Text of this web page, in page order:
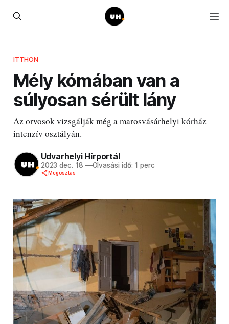
ITTHON
Mély kómában van a
súlyosan sérült lány
Az orvosok vizsgálják még a marosvásárhelyi kórház
intenzív osztályán.
Udvarhelyi Hírportál
2023 dec. 18 —Olvasási idő: 1 perc
Megosztás